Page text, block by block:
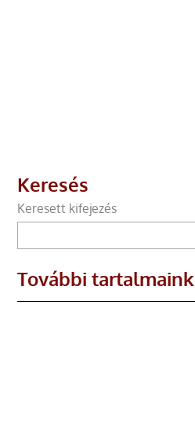
Keresés
Keresett kifejezés
További tartalmaink